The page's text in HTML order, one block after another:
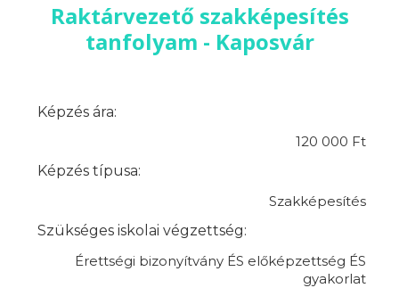
Raktárvezető szakképesítés
tanfolyam - Kaposvár
Képzés ára:
120 000 Ft
Képzés típusa:
Szakképesítés
Szükséges iskolai végzettség:
Érettségi bizonyítvány ÉS előképzettség ÉS
gyakorlat